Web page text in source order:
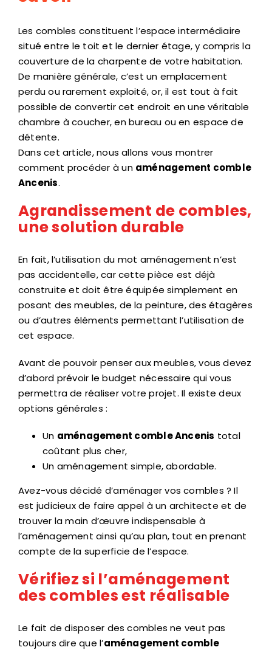
Les combles constituent l’espace intermédiaire
situé entre le toit et le dernier étage, y compris la
couverture de la charpente de votre habitation.
De manière générale, c’est un emplacement
perdu ou rarement exploité, or, il est tout à fait
possible de convertir cet endroit en une véritable
chambre à coucher, en bureau ou en espace de
détente.
Dans cet article, nous allons vous montrer
comment procéder à un aménagement comble
Ancenis.
Agrandissement de combles,
une solution durable
En fait, l’utilisation du mot aménagement n’est
pas accidentelle, car cette pièce est déjà
construite et doit être équipée simplement en
posant des meubles, de la peinture, des étagères
ou d’autres éléments permettant l’utilisation de
cet espace.
Avant de pouvoir penser aux meubles, vous devez
d’abord prévoir le budget nécessaire qui vous
permettra de réaliser votre projet. Il existe deux
options générales :
Un aménagement comble Ancenis total
coûtant plus cher,
Un aménagement simple, abordable.
Avez-vous décidé d’aménager vos combles ? Il
est judicieux de faire appel à un architecte et de
trouver la main d’œuvre indispensable à
l’aménagement ainsi qu’au plan, tout en prenant
compte de la superficie de l’espace.
Vérifiez si l’aménagement
des combles est réalisable
Le fait de disposer des combles ne veut pas
toujours dire que l’aménagement comble